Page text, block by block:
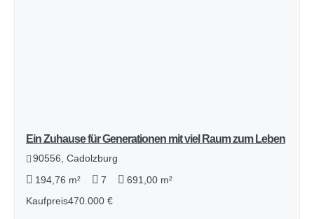
Ein Zuhause für Generationen mit viel Raum zum Leben
90556, Cadolzburg
194,76 m²
7
691,00 m²
Kaufpreis470.000 €